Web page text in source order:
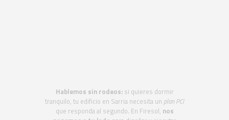
Hablemos sin rodeos:si quieres dormir
tranquilo, tu edificio en Sarria necesita un plan PCI
que responda al segundo. En Firesol, nos